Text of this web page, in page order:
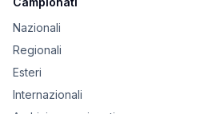
Nazionali
Regionali
Esteri
Internazionali